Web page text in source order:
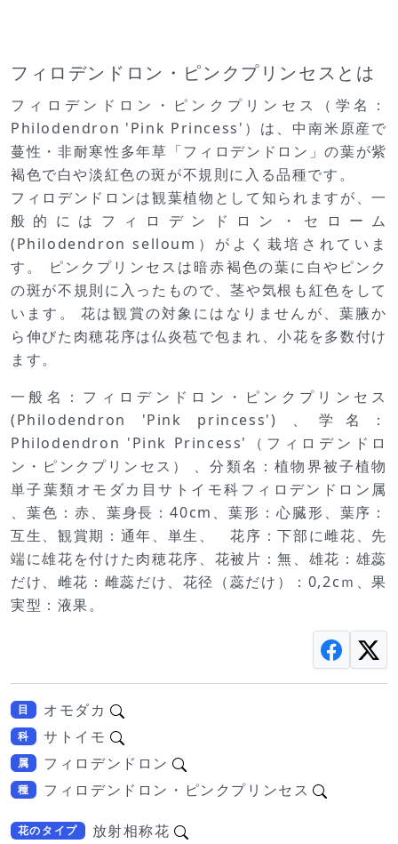
フィロデンドロン・ピンクプリンセスとは
フィロデンドロン・ピンクプリンセス（学名：
Philodendron 'Pink Princess'）は、中南米原産で
蔓性・非耐寒性多年草「フィロデンドロン」の葉が紫
褐色で白や淡紅色の斑が不規則に入る品種です。
フィロデンドロンは観葉植物として知られますが、一
般的にはフィロデンドロン・セローム
(Philodendron selloum）がよく栽培されていま
す。 ピンクプリンセスは暗赤褐色の葉に白やピンク
の斑が不規則に入ったもので、茎や気根も紅色をして
います。 花は観賞の対象にはなりませんが、葉腋か
ら伸びた肉穂花序は仏炎苞で包まれ、小花を多数付け
ます。
一般名：フィロデンドロン・ピンクプリンセス
(Philodendron 'Pink princess') 、学名：
Philodendron 'Pink Princess'（フィロデンドロ
ン・ピンクプリンセス） 、分類名：植物界被子植物
単子葉類オモダカ目サトイモ科フィロデンドロン属
、葉色：赤、葉身長：40cm、葉形：心臓形、葉序：
互生、観賞期：通年、単生、 花序：下部に雌花、先
端に雄花を付けた肉穂花序、花被片：無、雄花：雄蕊
だけ、雌花：雌蕊だけ、花径（蕊だけ）：0,2cｍ、果
実型：液果。
目 オモダカ
科 サトイモ
属 フィロデンドロン
種 フィロデンドロン・ピンクプリンセス
花のタイプ 放射相称花